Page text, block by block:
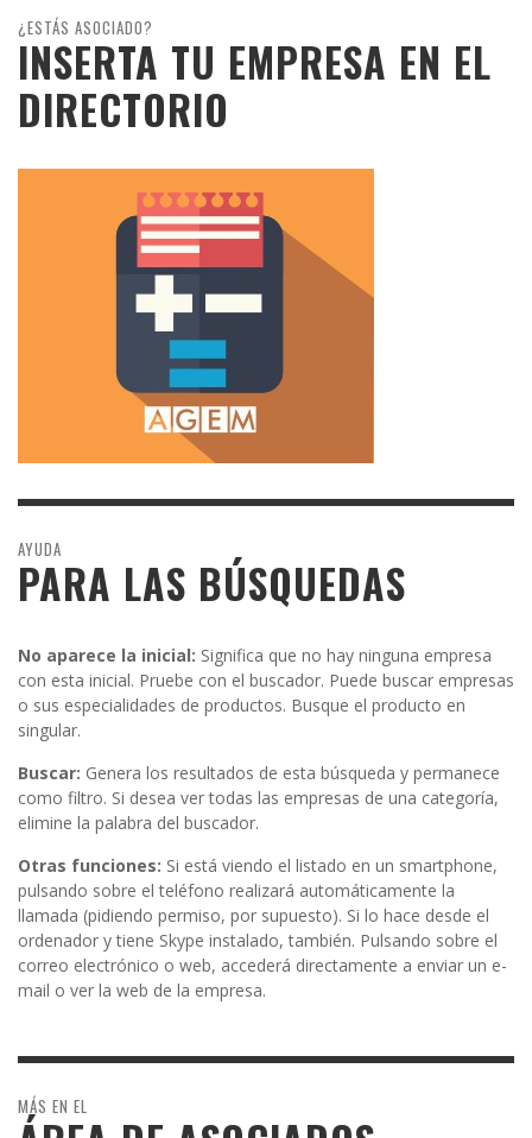
¿ESTÁS ASOCIADO?
INSERTA TU EMPRESA EN EL
DIRECTORIO
AYUDA
PARA LAS BÚSQUEDAS
No aparece la inicial: Significa que no hay ninguna empresa
con esta inicial. Pruebe con el buscador. Puede buscar empresas
o sus especialidades de productos. Busque el producto en
singular.
Buscar: Genera los resultados de esta búsqueda y permanece
como filtro. Si desea ver todas las empresas de una categoría,
elimine la palabra del buscador.
Otras funciones: Si está viendo el listado en un smartphone,
pulsando sobre el teléfono realizará automáticamente la
llamada (pidiendo permiso, por supuesto). Si lo hace desde el
ordenador y tiene Skype instalado, también. Pulsando sobre el
correo electrónico o web, accederá directamente a enviar un e-
mail o ver la web de la empresa.
MÁS EN EL